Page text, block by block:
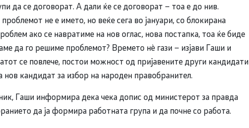
да се договорат. А дали ќе се договорат – тоа е до нив.
не е името, но веќе сега во јануари, со блокирана
ако се навратиме на нов оглас, нова постапка, тоа ќе биде
да го решиме проблемот? Времето нè гази – изјави Гаши и
се повлече, постои можност од пријавените други кандидати
кандидат за избор на народен правобранител.
Гаши информира дека чека допис од министерот за правда
да ја формира работната група и да почне со работа.